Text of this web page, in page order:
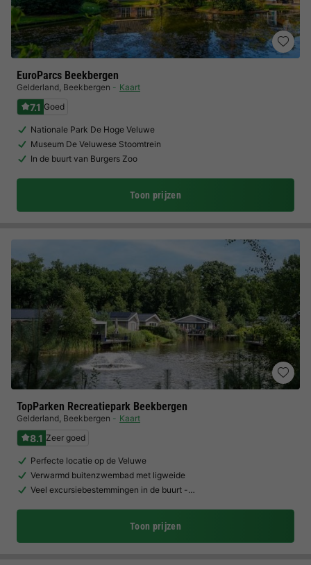
EuroParcs Beekbergen
Gelderland, Beekbergen Kaart
7.1 Goed
Nationale Park De Hoge Veluwe
Museum De Veluwese Stoomtrein
In de buurt van Burgers Zoo
Toon prijzen
TopParken Recreatiepark Beekbergen
Gelderland, Beekbergen Kaart
8.1 Zeer goed
Perfecte locatie op de Veluwe
Verwarmd buitenzwembad met ligweide
Veel excursiebestemmingen in de buurt -…
Toon prijzen